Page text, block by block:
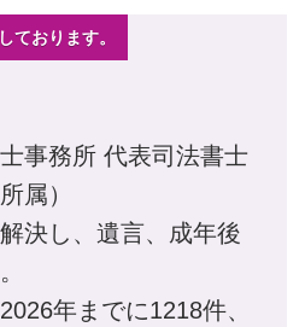
ております。
事務所 代表司法書士
属）
決し、遺言、成年後
年までに1218件、